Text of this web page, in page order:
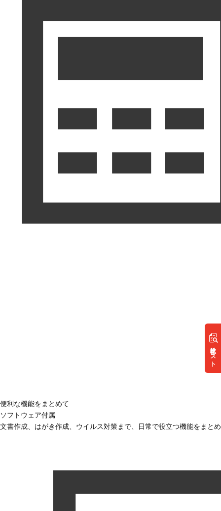
リスト
便利な機能をまとめて
ソフトウェア付属
文書作成、はがき作成、ウイルス対策まで、日常で役立つ機能をまと